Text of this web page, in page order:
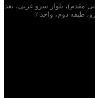
مقدم)، بلوار سرو غربی، بعد
طبقه دوم، واحد 7